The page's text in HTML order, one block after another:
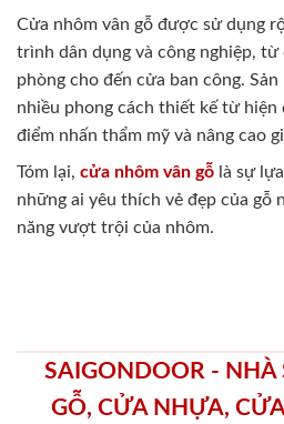
Cửa nhôm vân gỗ được sử dụng
trình dân dụng và công nghiệp, từ
phòng cho đến cửa ban công.
nhiều phong cách thiết kế từ hiện
điểm nhấn thẩm mỹ và nâng cao
Tóm lại, cửa nhôm vân gỗ là sự
những ai yêu thích vẻ đẹp của gỗ
năng vượt trội của nhôm.
SAIGONDOOR - NHÀ
GỖ, CỬA NHỰA,